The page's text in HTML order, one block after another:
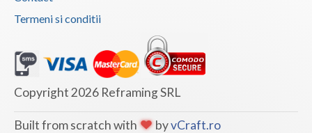
Termeni si conditii
Copyright 2026 Reframing SRL
Built from scratch with byvCraft.ro